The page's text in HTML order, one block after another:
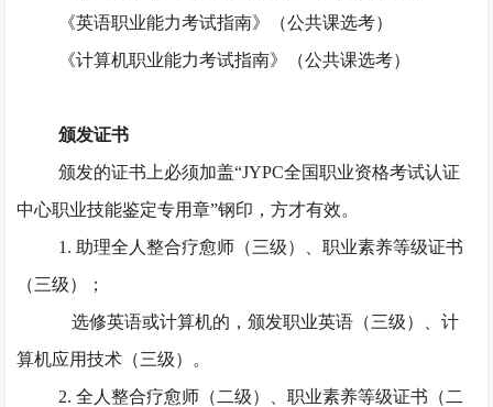
《英语职业能力考试指南》（公共课选考）
《计算机职业能力考试指南》（公共课选考）
颁发证书
颁发的证书上必须加盖“JYPC全国职业资格考试认证
中心职业技能鉴定专用章”钢印，方才有效。
1. 助理全人整合疗愈师（三级）、职业素养等级证书
（三级）；
选修英语或计算机的，颁发职业英语（三级）、计
算机应用技术（三级）。
2. 全人整合疗愈师（二级）、职业素养等级证书（二